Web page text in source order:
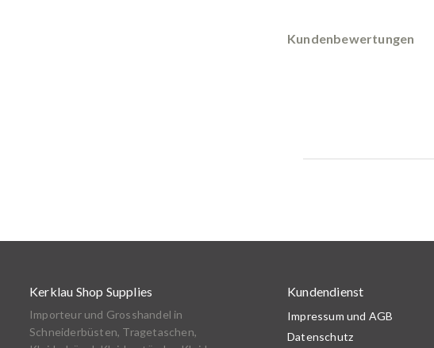
Kundenbewertungen
Kerklau Shop Supplies
Importeur und Grosshandel in
Schneiderbüsten, Tragetaschen,
Kundendienst
Impressum und AGB
Datenschutz